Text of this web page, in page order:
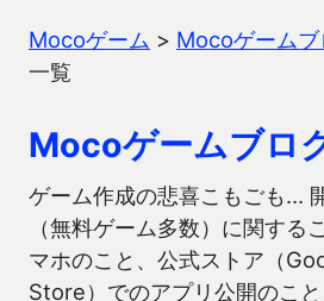
Mocoゲーム > Mocoゲームブ
一覧
Mocoゲームブロ
ゲーム作成の悲喜こもごも…
（無料ゲーム多数）に関する
マホのこと、公式ストア（
Store）でのアプリ公開のこ